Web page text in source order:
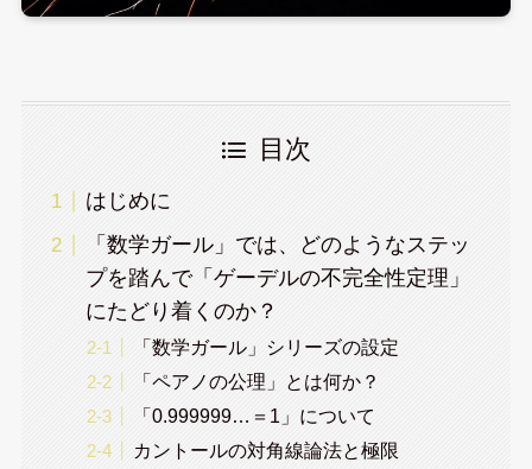
目次
はじめに
「数学ガール」では、どのようなステッ
プを踏んで「ゲーデルの不完全性定理」
にたどり着くのか？
「数学ガール」シリーズの設定
「ペアノの公理」とは何か？
「0.999999…＝1」について
カントールの対角線論法と極限